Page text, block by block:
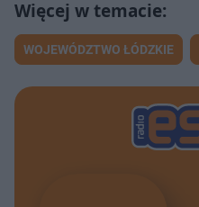
WOJEWÓDZTWO ŁÓDZKIE